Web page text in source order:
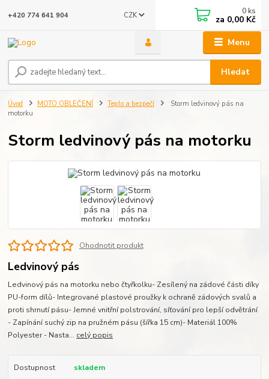
Menu
CZK
Hledat
+420 774 641 904 0 ks
za 0,00 Kč
Úvod MOTO OBLEČENÍ Teplo a bezpečí
Storm ledvinový pás na
motorku
Storm ledvinový pás na motorku
Ohodnotit produkt
Ledvinový pás
Ledvinový pás na motorku nebo čtyřkolku- Zesílený na zádové části díky
PU-form dílů- Integrované plastové proužky k ochraně zádových svalů a
proti shrnutí pásu- Jemné vnitřní polstrování, síťování pro lepší odvětrání
- Zapínání suchý zip na pružném pásu (šířka 15 cm)- Materiál 100%
Polyester - Nasta... celý popis
Dostupnost
skladem